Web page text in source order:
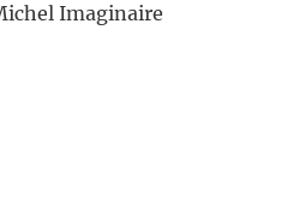
Imaginaire